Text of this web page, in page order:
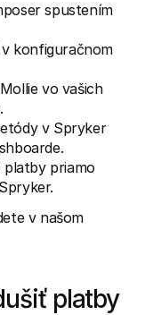
spustením
konfiguračnom
vo vašich
v Spryker
platby priamo
v našom
platby